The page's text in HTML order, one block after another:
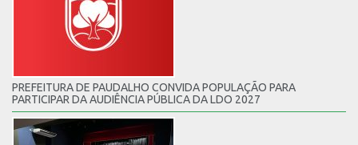
PREFEITURA DE PAUDALHO CONVIDA POPULAÇÃO PARA
PARTICIPAR DA AUDIÊNCIA PÚBLICA DA LDO 2027